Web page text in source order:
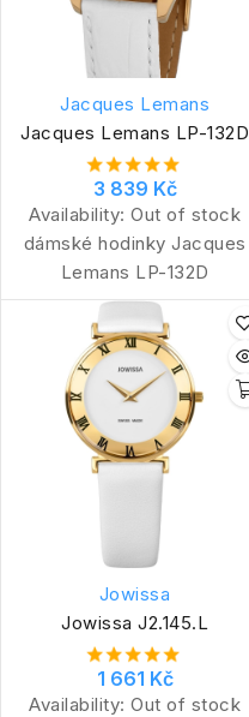
Jacques Lemans
Jacques Lemans LP-132D
3 839 Kč
Availability: Out of stock
dámské hodinky Jacques
Lemans LP-132D
Jowissa
Jowissa J2.145.L
1 661 Kč
Availability: Out of stock